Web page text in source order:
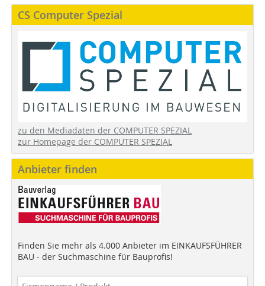
CS Computer Spezial
zu den Mediadaten der COMPUTER SPEZIAL
zur Homepage der COMPUTER SPEZIAL
Anbieter finden
Finden Sie mehr als 4.000 Anbieter im EINKAUFSFÜHRER
BAU - der Suchmaschine für Bauprofis!